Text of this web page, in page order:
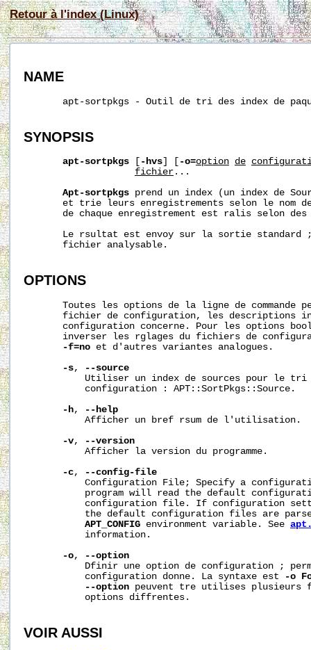
Retour à l'index (Linux)
NAME
apt-sortpkgs - Outil de tri des index de
SYNOPSIS
apt-sortpkgs -hvs -o=option de
fichier ...
Apt-sortpkgs prend un index (un index de
et trie leurs enregistrements selon le nom
de chaque enregistrement est ralis selon des
Le rsultat est envoy sur la sortie standard
       fichier analysable.
OPTIONS
Toutes les options de la ligne de commande
fichier de configuration, les descriptions
configuration concerne. Pour les options
inverser les rglages du fichiers de
-f=no et d'autres variantes analogues.
-s,
--source
Utiliser un index de sources pour le
           configuration : APT::SortPkgs::Source.
-h,
--help
           Afficher un bref rsum de l'utilisation.
-v,
--version
           Afficher la version du programme.
-c,
--config-file
Configuration File; Specify a
program will read the default
configuration file. If configuration
the default configuration files are
APT_CONFIG environment variable. See
           information.
-o,
--option
Dfinir une option de configuration ;
           configuration donne. La syntaxe est
-o
--option peuvent tre utilises plusieurs
           options diffrentes.
VOIR AUSSI